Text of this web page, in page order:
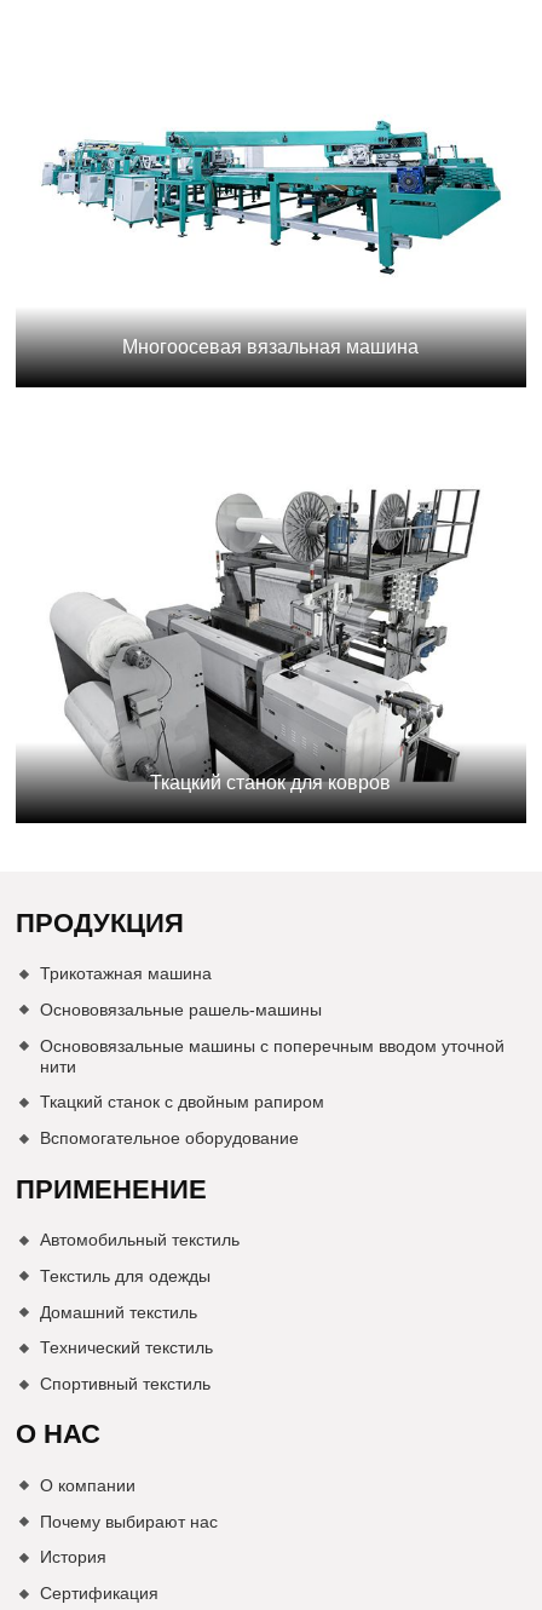
Многоосевая вязальная машина
Ткацкий станок для ковров
ПРОДУКЦИЯ
Трикотажная машина
Основовязальные рашель-машины
Основовязальные машины с поперечным вводом уточной
нити
Ткацкий станок с двойным рапиром
Вспомогательное оборудование
ПРИМЕНЕНИЕ
Автомобильный текстиль
Текстиль для одежды
Домашний текстиль
Технический текстиль
Спортивный текстиль
О НАС
О компании
Почему выбирают нас
История
Сертификация